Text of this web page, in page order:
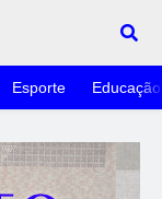
Esporte Educação